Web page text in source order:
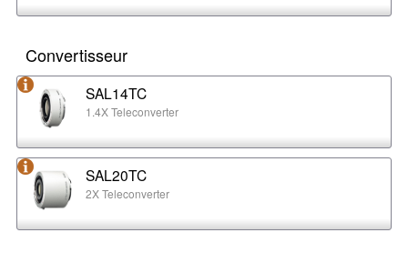
Convertisseur
SAL14TC
1.4X Teleconverter
SAL20TC
2X Teleconverter